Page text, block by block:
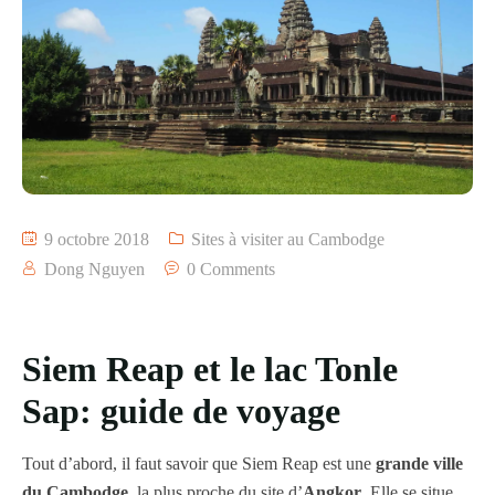
9 octobre 2018
Sites à visiter au Cambodge
Dong Nguyen
0 Comments
Siem Reap et le lac Tonle
Sap: guide de voyage
Tout d’abord, il faut savoir que Siem Reap est une grande ville